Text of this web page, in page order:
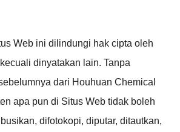
Web ini dilindungi hak cipta oleh
dinyatakan lain. Tanpa
dari Houhuan Chemical
apa pun di Situs Web tidak boleh
, difotokopi, diputar, ditautkan,